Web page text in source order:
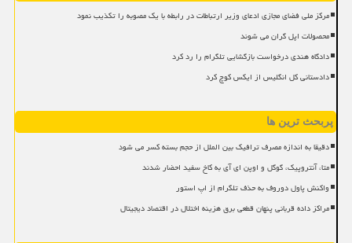
مرکز ملی فضای مجازی ادعای وزیر ارتباطات در رابطه با یک مصوبه را تکذیب نمود
محصولات اپل گران می شوند
دادگاه هندی درخواست بازگشایی تلگرام را رد کرد
دادستانی کل انگلیس از ایکس کوچ کرد
پربحث ترین ها
دقیقا به اندازه مصرف ترافیک بین الملل از حجم بسته کسر می شود
متا، آنتروپیک، گوگل و اوپن ای آی به کاخ سفید احضار شدند
واکنش پاول دوروف به حذف تلگرام از اپ استور
مراکز داده قربانی پنهان قطعی برق هزینه اختلال در اقتصاد دیجیتال